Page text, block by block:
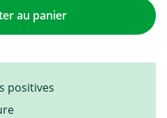
au panier
positives